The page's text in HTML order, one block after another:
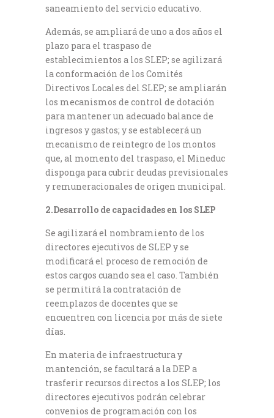
saneamiento del servicio educativo.
Además, se ampliará de uno a dos años el
plazo para el traspaso de
establecimientos a los SLEP; se agilizará
la conformación de los Comités
Directivos Locales del SLEP; se ampliarán
los mecanismos de control de dotación
para mantener un adecuado balance de
ingresos y gastos; y se establecerá un
mecanismo de reintegro de los montos
que, al momento del traspaso, el Mineduc
disponga para cubrir deudas previsionales
y remuneracionales de origen municipal.
2.Desarrollo de capacidades en los SLEP
Se agilizará el nombramiento de los
directores ejecutivos de SLEP y se
modificará el proceso de remoción de
estos cargos cuando sea el caso. También
se permitirá la contratación de
reemplazos de docentes que se
encuentren con licencia por más de siete
días.
En materia de infraestructura y
mantención, se facultará a la DEP a
trasferir recursos directos a los SLEP; los
directores ejecutivos podrán celebrar
convenios de programación con los